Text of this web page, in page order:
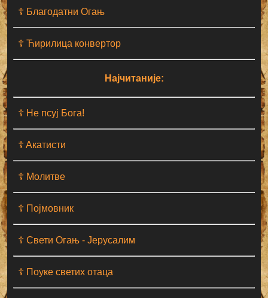
☦ Благодатни Огањ
☦ Ћирилица конвертор
Најчитаније:
☦ Не псуј Бога!
☦ Aкатисти
☦ Молитве
☦ Појмовник
☦ Свети Огањ - Јерусалим
☦ Поуке светих отаца